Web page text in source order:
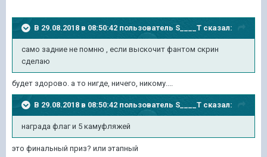
В 29.08.2018 в 08:50:42 пользователь S____T сказал:
само задние не помню , если выскочит фантом скрин
сделаю
будет здорово. а то нигде, ничего, никому....
В 29.08.2018 в 08:50:42 пользователь S____T сказал:
награда флаг и 5 камуфляжей
это финальный приз? или этапный